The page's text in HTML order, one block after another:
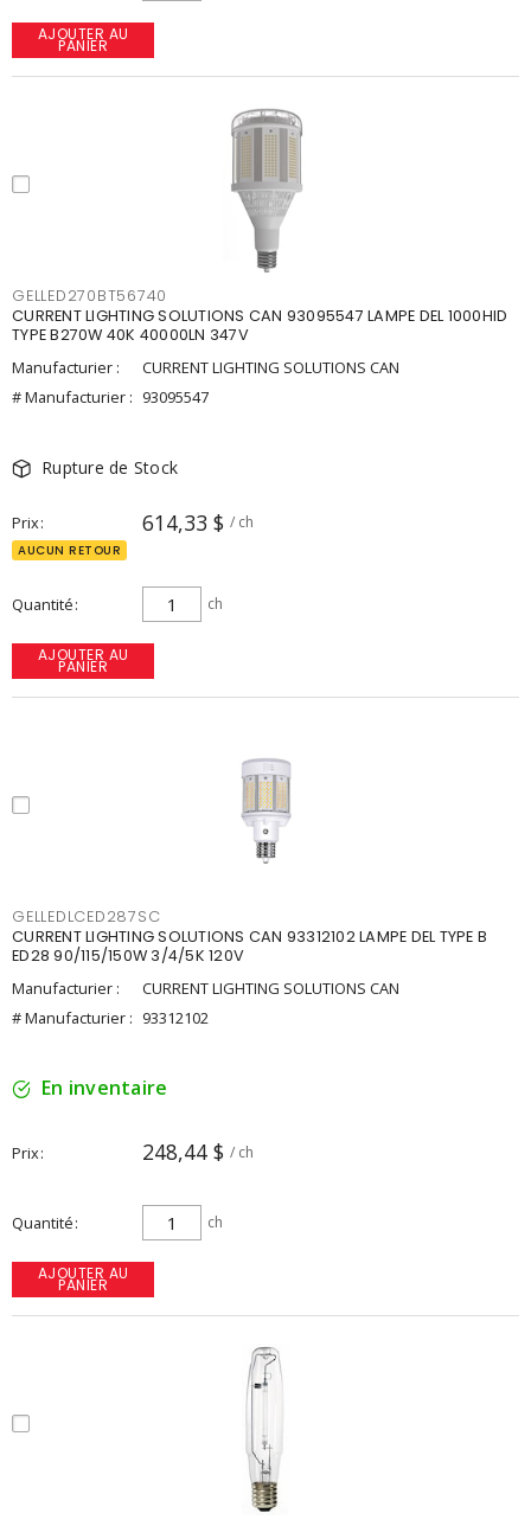
AJOUTER AU
PANIER
GELLED270BT56740
CURRENT LIGHTING SOLUTIONS CAN 93095547 LAMPE DEL 1000HID
TYPE B270W 40K 40000LN 347V
Manufacturier :
CURRENT LIGHTING SOLUTIONS CAN
# Manufacturier : 93095547
Rupture de Stock
Prix 614,33 $ / ch
AUCUN RETOUR
Quantité ch
AJOUTER AU
PANIER
GELLEDLCED287SC
CURRENT LIGHTING SOLUTIONS CAN 93312102 LAMPE DEL TYPE B
ED28 90/115/150W 3/4/5K 120V
Manufacturier :
CURRENT LIGHTING SOLUTIONS CAN
# Manufacturier : 93312102
En inventaire
Prix 248,44 $ / ch
Quantité ch
AJOUTER AU
PANIER